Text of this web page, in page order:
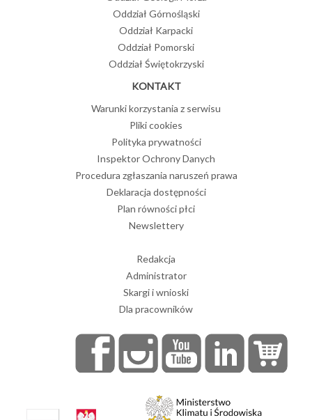
Oddział Górnośląski
Oddział Karpacki
Oddział Pomorski
Oddział Świętokrzyski
KONTAKT
Warunki korzystania z serwisu
Pliki cookies
Polityka prywatności
Inspektor Ochrony Danych
Procedura zgłaszania naruszeń prawa
Deklaracja dostępności
Plan równości płci
Newslettery
Redakcja
Administrator
Skargi i wnioski
Dla pracowników